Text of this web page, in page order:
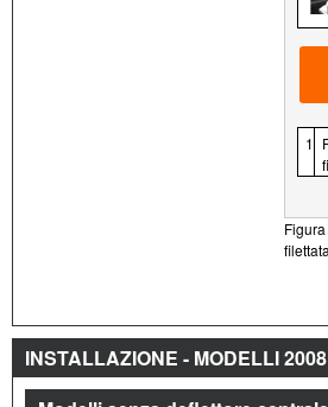
1
filettata
INSTALLAZIONE - MODELLI 2008